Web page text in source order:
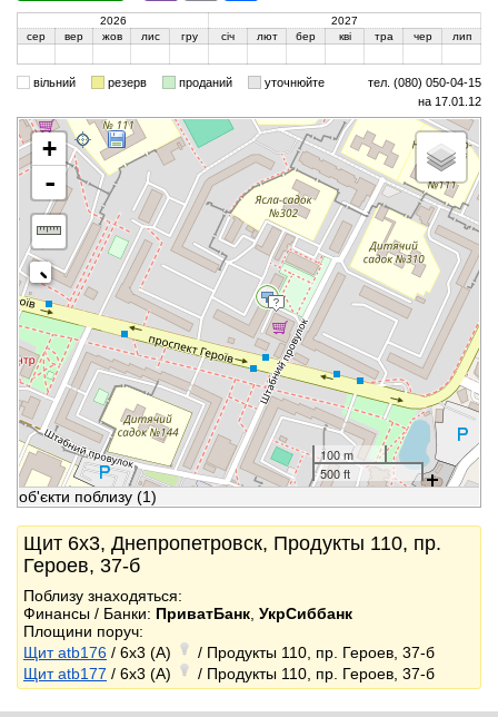
2026
2027
сер
вер жов лис гру січ лют бер кві тра чер лип
вільний резерв проданий уточнюйте
тел. (080) 050-04-15
на 17.01.12
+
-
100 m
500 ft
об'єкти поблизу (1)
Щит 6x3, Днепропетровск, Продукты 110, пр.
Героев, 37-б
Поблизу знаходяться:
Финансы / Банки: ПриватБанк УкрСиббанк
Площини поруч:
Щит atb176 / 6x3 (A)
/ Продукты 110, пр. Героев, 37-б
Щит atb177 / 6x3 (A) / Продукты 110, пр. Героев, 37-б